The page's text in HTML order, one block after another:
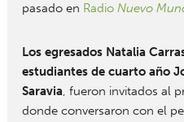
pasado en Radio Nuevo
Los egresados Natalia
estudiantes de cuarto año
Saravia, fueron invitados al
donde conversaron con el